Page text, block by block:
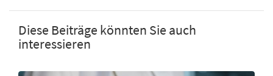
Diese Beiträge könnten Sie auch
interessieren